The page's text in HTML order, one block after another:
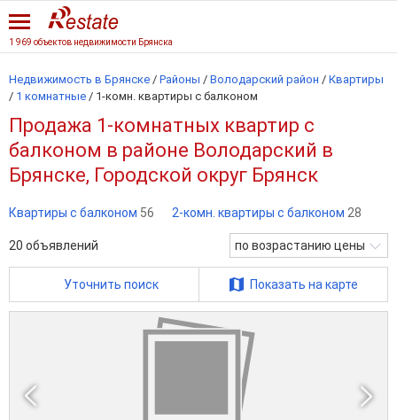
1 969 объектов недвижимости Брянска
Недвижимость в Брянске / Районы / Володарский район / Квартиры
/ 1 комнатные / 1-комн. квартиры с балконом
Продажа 1-комнатных квартир с
балконом в районе Володарский в
Брянске, Городской округ Брянск
Квартиры с балконом 56 2-комн. квартиры с балконом 28
20 объявлений по возрастанию цены
Уточнить поиск Показать на карте